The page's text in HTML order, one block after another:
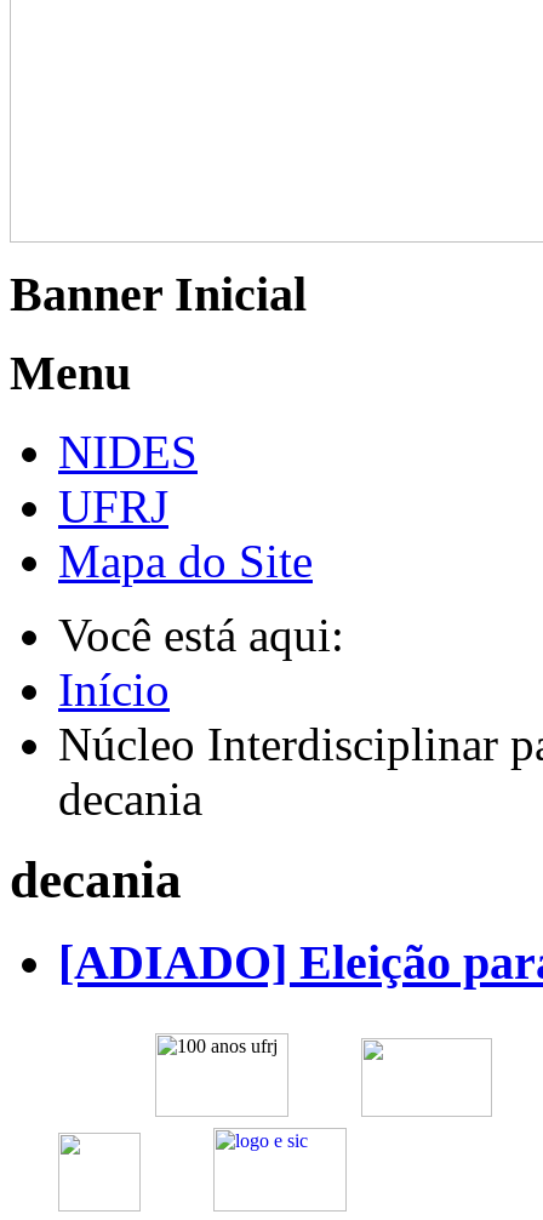
Banner Inicial
Menu
NIDES
UFRJ
Mapa do Site
Você está aqui:
Início
Núcleo Interdisciplinar
decania
decania
[ADIADO] Eleição